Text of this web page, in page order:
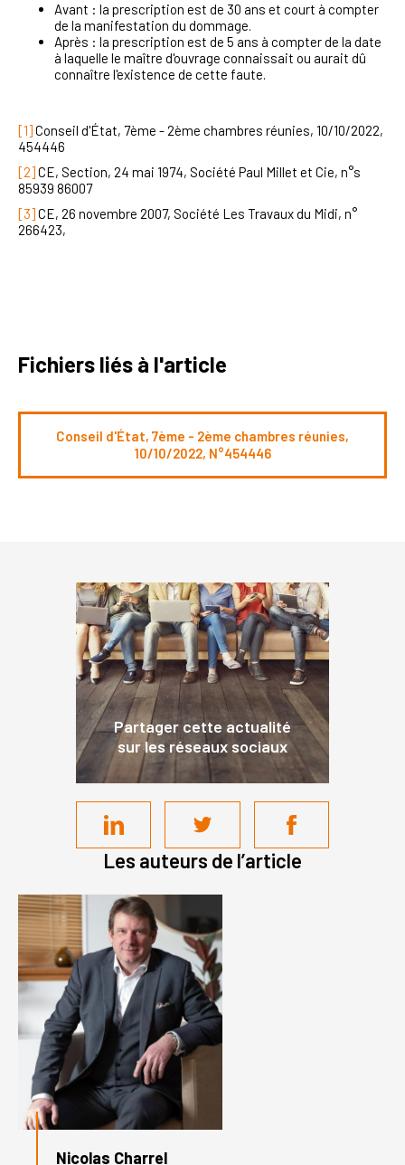
Avant : la prescription est de 30 ans et court à compter
de la manifestation du dommage.
Après : la prescription est de 5 ans à compter de la date
à laquelle le maître d'ouvrage connaissait ou aurait dû
connaître l'existence de cette faute.
[1]Conseil d'État, 7ème - 2ème chambres réunies, 10/10/2022,
454446
[2]CE, Section, 24 mai 1974, Société Paul Millet et Cie, n°s
85939 86007
[3]CE, 26 novembre 2007, Société Les Travaux du Midi, n°
266423,
Fichiers liés à l'article
Conseil d'État, 7ème - 2ème chambres réunies,
10/10/2022, N°454446
Partager cette actualité
sur les réseaux sociaux
Les auteurs de l’article
Nicolas Charrel